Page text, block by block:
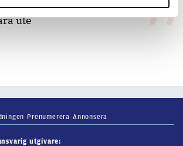
Johansson:Poliser behövs inte
ute
Prenumerera Annonsera
utgivare: